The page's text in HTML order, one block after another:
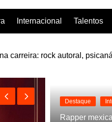
Internacional Talentos
carreira: rock autoral,
digitais
Destaque
Rapper